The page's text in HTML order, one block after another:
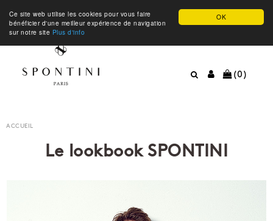
OK
Ce site web utilise les cookies pour vous faire
bénéficier d'une meilleur expérience de navigation
sur notre site Plus d'info
(0)
ACCUEIL
Le lookbook SPONTINI